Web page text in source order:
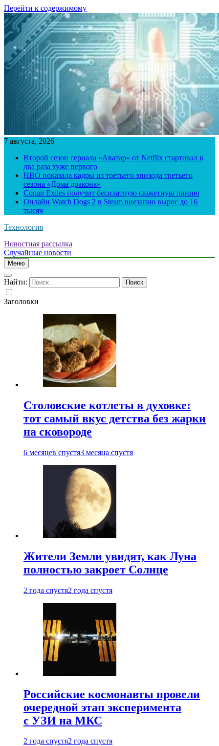
Перейти к содержимому
7 августа, 2026
Второй сезон сериала «Аватар» от Netflix стартовал в
два раза хуже первого
HBO показала кадры из третьего эпизода третьего
сезона «Дома дракона»
Conan Exiles получит бесплатную сюжетную линию
Онлайн Watch Dogs 2 в Steam внезапно вырос до 16
тысяч
Технология
Новостная рассылка
Случайные новости
Меню
Найти:
Заголовки
Столовские котлеты в духовке:
тот самый вкус детства без жарки
на сковороде
6 месяцев спустя3 месяца спустя
Жители Земли увидят, как Луна
полностью закроет Солнце
2 года спустя2 года спустя
Российские космонавты провели
очередной этап эксперимента
с УЗИ на МКС
2 года спустя2 года спустя